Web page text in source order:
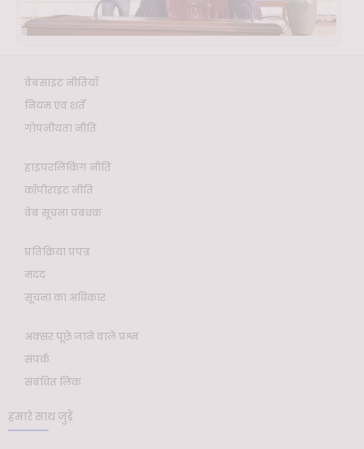
वेबसाइट नीतियाँ
नियम एवं शर्तें
गोपनीयता नीति
हाइपरलिंकिंग नीति
कॉपीराइट नीति
वेब सूचना प्रबंधक
प्रतिक्रिया प्रपत्र
मदद
सूचना का अधिकार
अक्सर पूछे जाने वाले प्रश्न
संपर्क
संबंधित लिंक
हमारे साथ जुड़ें